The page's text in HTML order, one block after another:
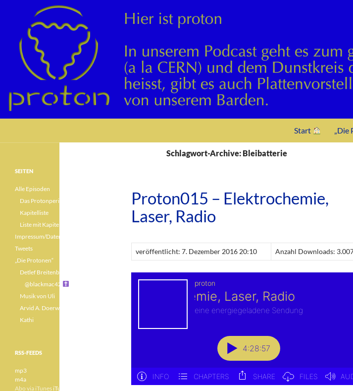
Start „Die
Schlagwort-Archive: Bleibatterie
Proton015 – Elektrochemie,
Laser, Radio
veröffentlicht: 7. Dezember 2016 20:10 Anzahl Downloads:
SEITEN
Alle Episoden
Das Protonperiodensystem
Kapitelliste
Liste mit Kapiteln
Impressum/Datenschutz
Tweets
„Die Protonen“
Detlef Breitenbach
@blackmac42
Musik von Uli
Arvid A. Doerwald
Kathi
RSS-FEEDS
mp3
m4a
Abo via iTunes iTunes